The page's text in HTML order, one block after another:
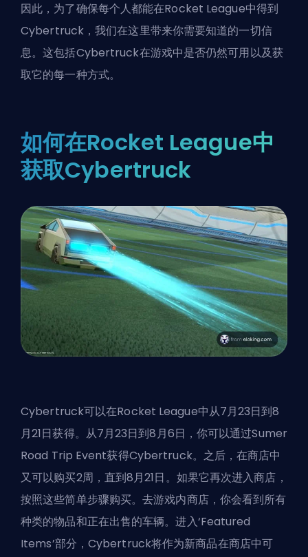
因此，为了确保每个人都能在Rocket League中得到
Cybertruck，我们在这里带来你需要知道的一切信
息。这包括Cybertruck在游戏中是否仍然可用以及获
取它的每一种方式。
如何在Rocket League中
获取Cybertruck
Cybertruck可以在Rocket League中从7月23日到8
月21日获得。从7月23日到8月6日，你可以通过Sumer
Road Trip Event获得Cybertruck。之后，在商店中
又可以购买2周，直到8月21日。如果它再次进入商店，
按照这些简单步骤购买。去游戏内商店，你会看到所有
种类的物品和正在出售的车辆。进入‘Featured
Items’部分，Cybertruck将作为新商品在商店中可